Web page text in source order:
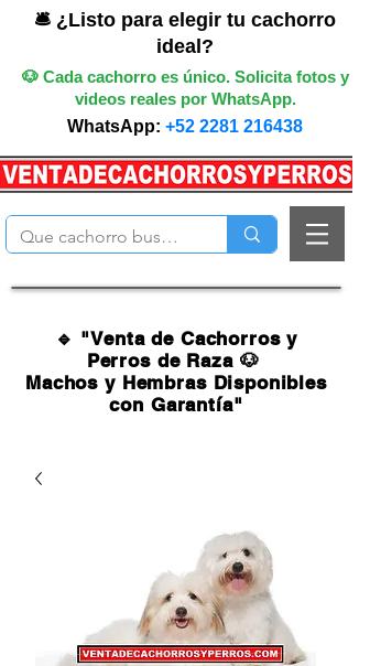
🛎️ ¿Listo para elegir tu cachorro
ideal?
🐶 Cada cachorro es único. Solicita fotos y
videos reales por WhatsApp.
WhatsApp: +52 2281 216438
🔹 "Venta de Cachorros y
Perros de Raza 🐶
Machos y Hembras Disponibles
con Garantía"